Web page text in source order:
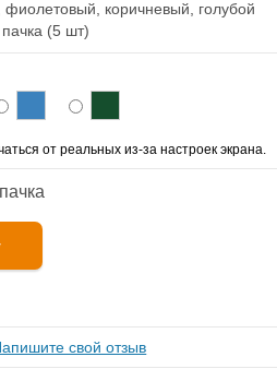
коричневый, голубой
пачка (5 шт)
от реальных из-за настроек экрана.
пачка
свой отзыв